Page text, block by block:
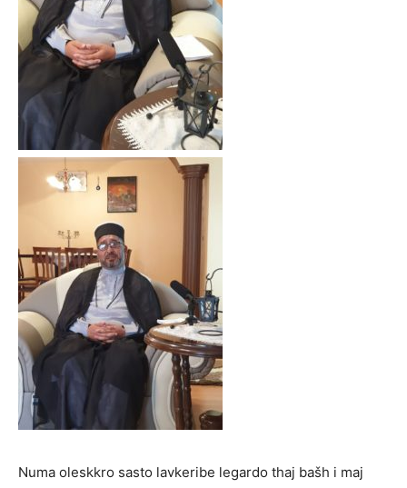
Numa oleskkro sasto lavkeribe legardo thaj bašh i maj